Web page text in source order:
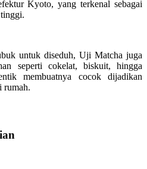
Kyoto, yang terkenal sebagai
untuk diseduh, Uji Matcha juga
seperti cokelat, biskuit, hingga
membuatnya cocok dijadikan
rumah.